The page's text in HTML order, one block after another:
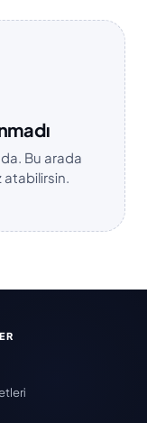
Bu arada
atabilirsin.